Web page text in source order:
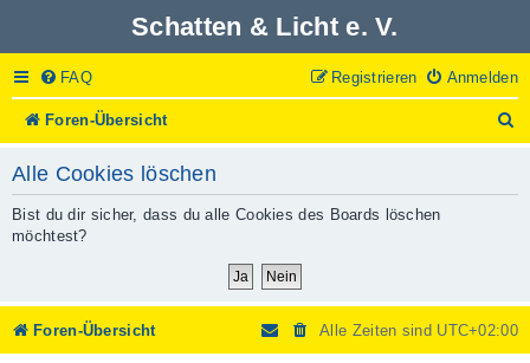
Schatten & Licht e. V.
FAQ Anmelden
Registrieren
Foren-Übersicht
u
Alle Cookies löschen
Bist du dir sicher, dass du alle Cookies des Boards löschen
möchtest?
Foren-Übersicht Alle Zeiten sind UTC+02:00